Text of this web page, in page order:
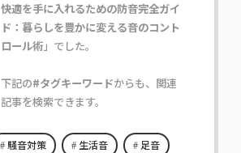
快適を手に入れるための防音完全ガイ
ド：暮らしを豊かに変える音のコント
ロール術」でした。
下記の#タグキーワードからも、関連
記事を検索できます。
騒音対策 生活音 足音